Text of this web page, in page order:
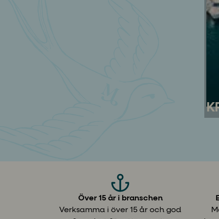
vi
Över 15 år i branschen
Verksamma i över 15 år och god